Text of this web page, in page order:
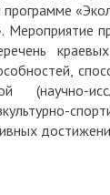
Мероприятие
краевых